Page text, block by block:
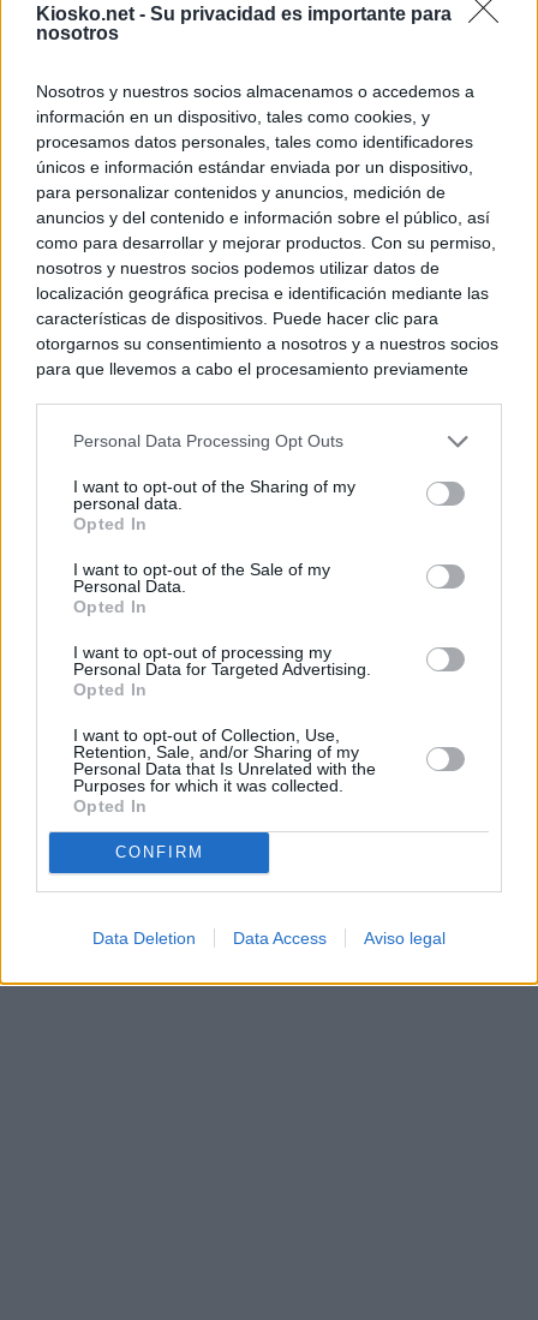
Kiosko.net - Su privacidad es importante para
nosotros
Nosotros y nuestros socios almacenamos o accedemos a
información en un dispositivo, tales como cookies, y
procesamos datos personales, tales como identificadores
únicos e información estándar enviada por un dispositivo,
para personalizar contenidos y anuncios, medición de
anuncios y del contenido e información sobre el público, así
como para desarrollar y mejorar productos. Con su permiso,
nosotros y nuestros socios podemos utilizar datos de
localización geográfica precisa e identificación mediante las
características de dispositivos. Puede hacer clic para
otorgarnos su consentimiento a nosotros y a nuestros socios
para que llevemos a cabo el procesamiento previamente
negar su consentimiento. Tenga en cuenta que algún
de su consentimiento, pero usted tiene el derecho de
rechazar tal procesamiento. Sus preferencias se aplicarán
cualquier momento entrando de nuevo en este sitio web o
visitando nuestra política de privacidad.
Personal Data Processing Opt Outs
I want to opt-out of the Sharing of my
personal data.
Opted In
I want to opt-out of the Sale of my
Personal Data.
Opted In
I want to opt-out of processing my
Personal Data for Targeted Advertising.
Opted In
I want to opt-out of Collection, Use,
Retention, Sale, and/or Sharing of my
Personal Data that Is Unrelated with the
Purposes for which it was collected.
Opted In
CONFIRM
Data Deletion Data Access Aviso legal